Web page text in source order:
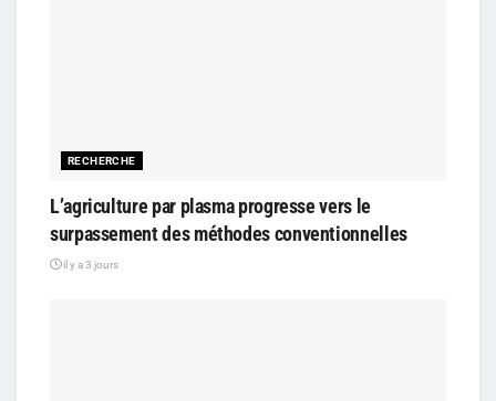
RECHERCHE
L’agriculture par plasma progresse vers le
surpassement des méthodes conventionnelles
il y a 3 jours